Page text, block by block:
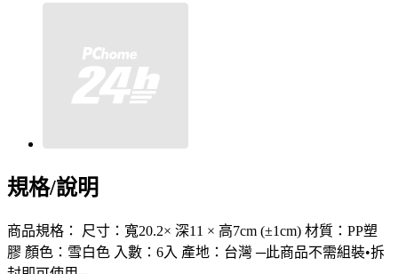
規格/說明
商品規格： 尺寸：寬20.2× 深11 × 高7cm (±1cm) 材質：PP塑
膠 顏色：雪白色 入數：6入 產地：台灣 ─此商品不需組裝•拆